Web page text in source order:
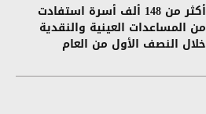
أكثر من 148 ألف أسرة استفادت
من المساعدات العينية والنقدية
خلال النصف الأول من العام